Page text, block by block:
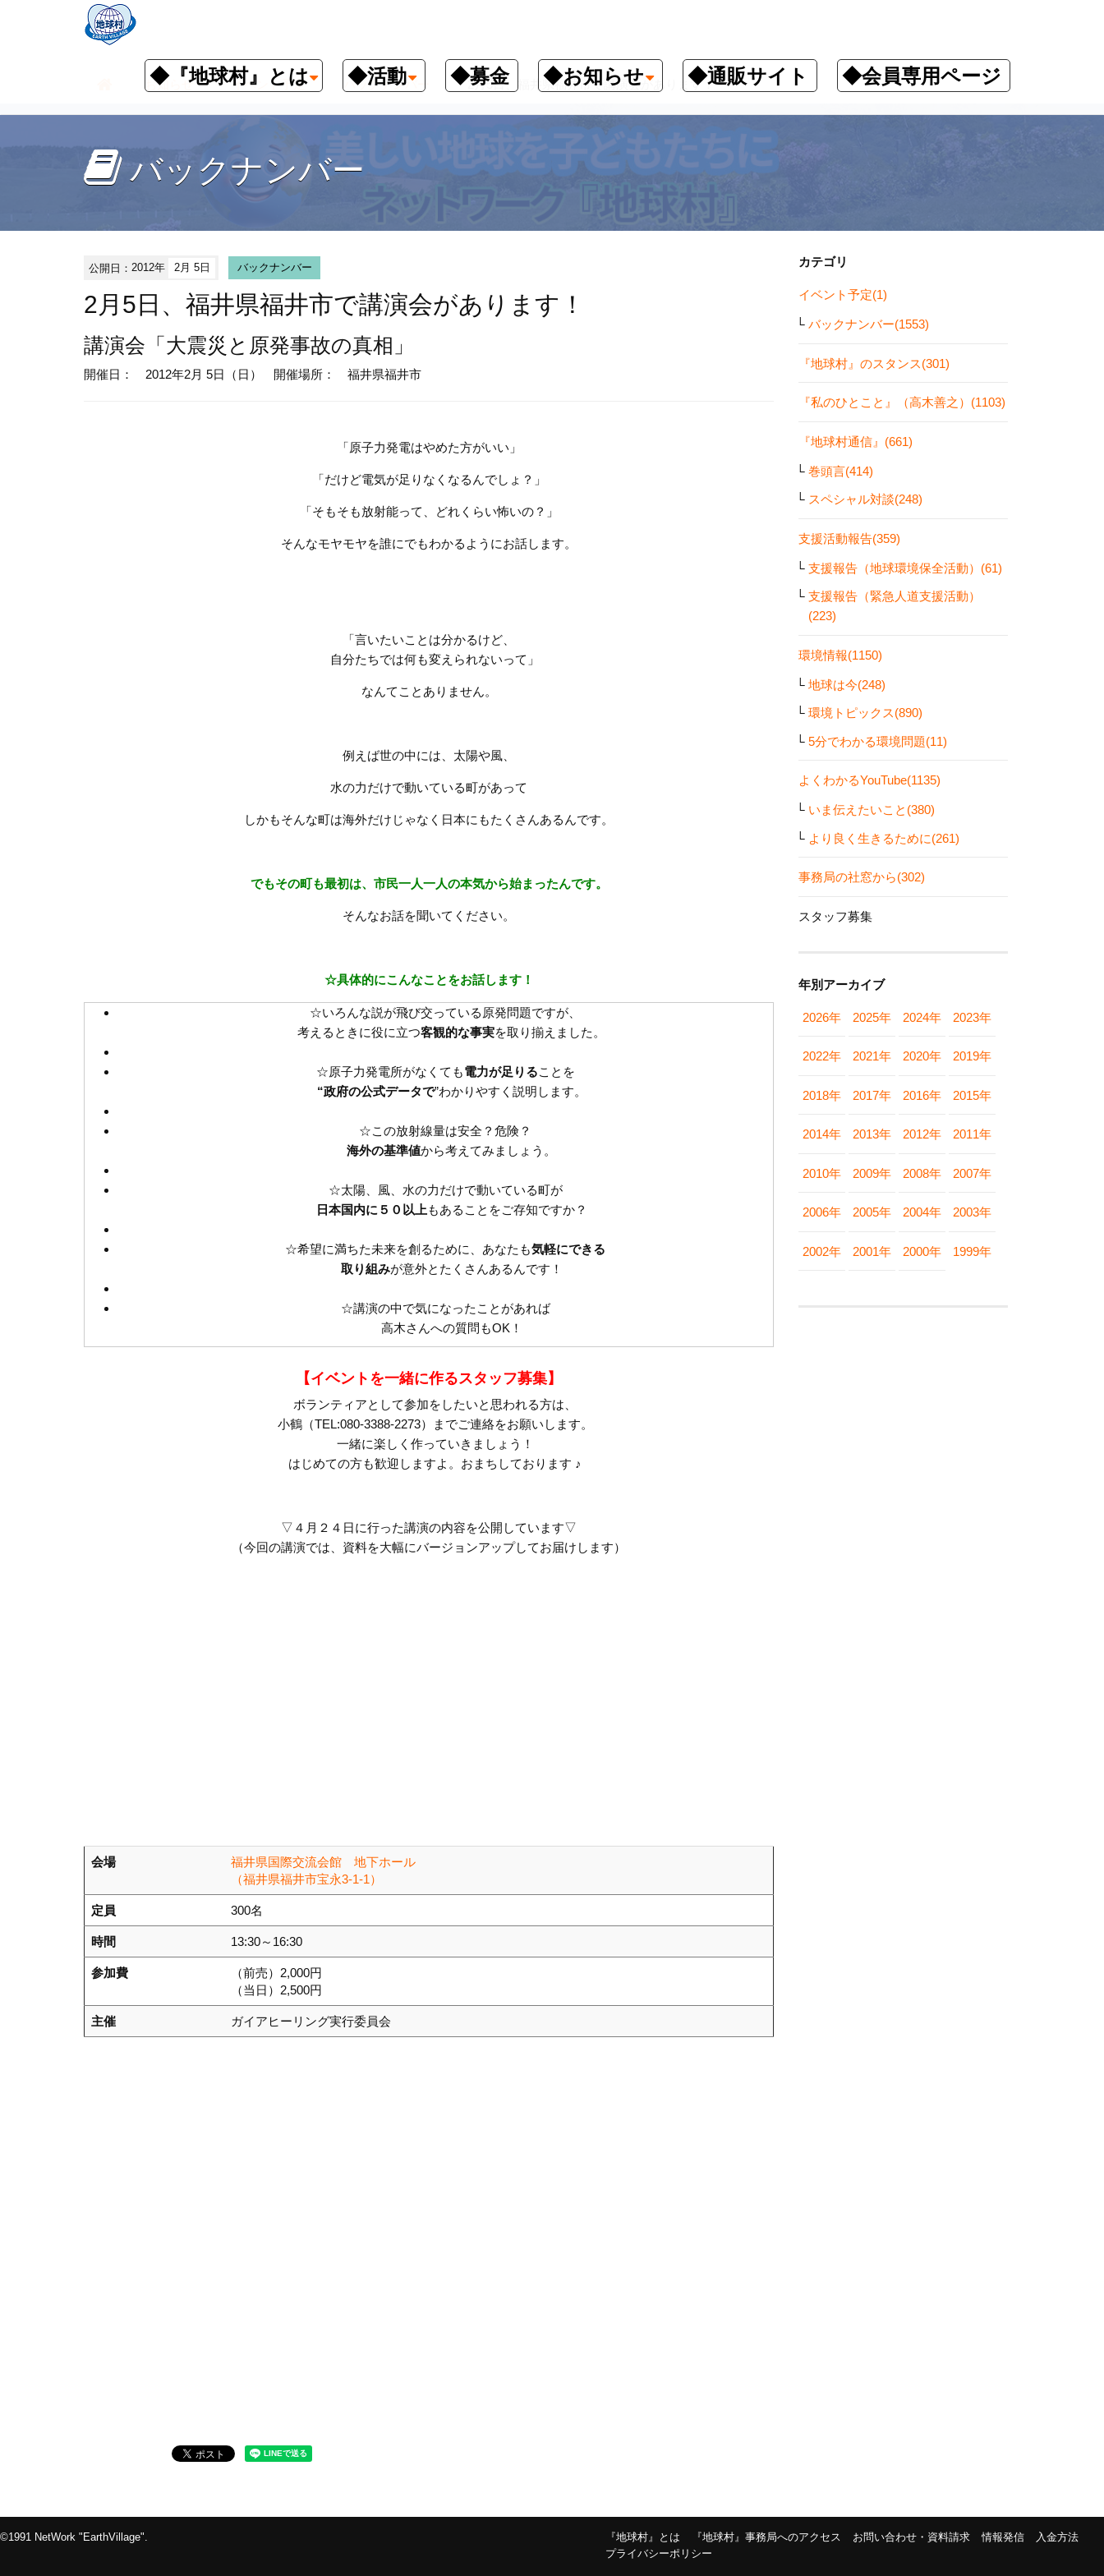
◆『地球村』とは ◆活動 ◆募金 ◆お知らせ ◆通販サイト ◆会員専用ページ
お知らせ イベント予定 バックナンバー 2月5日、福井県福井市で講演会があります！
バックナンバー
公開日：2012年 2月 5日 バックナンバー
2月5日、福井県福井市で講演会があります！
講演会 「大震災と原発事故の真相」
開催日： 2012年2月 5日（日） 開催場所： 福井県福井市
「原子力発電はやめた方がいい」
「だけど電気が足りなくなるんでしょ？」
「そもそも放射能って、どれくらい怖いの？」
そんなモヤモヤを誰にでもわかるようにお話します。
「言いたいことは分かるけど、
自分たちでは何も変えられないって」
なんてことありません。
例えば世の中には、太陽や風、
水の力だけで動いている町があって
しかもそんな町は海外だけじゃなく日本にもたくさんあるんです。
でもその町も最初は、市民一人一人の本気から始まったんです。
そんなお話を聞いてください。
☆具体的にこんなことをお話します！
☆いろんな説が飛び交っている原発問題ですが、
考えるときに役に立つ客観的な事実を取り揃えました。
☆原子力発電所がなくても電力が足りることを
“政府の公式データで”わかりやすく説明します。
☆この放射線量は安全？危険？
海外の基準値から考えてみましょう。
☆太陽、風、水の力だけで動いている町が
日本国内に５０以上もあることをご存知ですか？
☆希望に満ちた未来を創るために、あなたも気軽にできる
取り組みが意外とたくさんあるんです！
☆講演の中で気になったことがあれば
高木さんへの質問もOK！
【イベントを一緒に作るスタッフ募集】
ボランティアとして参加をしたいと思われる方は、
小鶴（TEL:080-3388-2273）までご連絡をお願いします。
一緒に楽しく作っていきましょう！
はじめての方も歓迎しますよ。おまちしております ♪
▽４月２４日に行った講演の内容を公開しています▽
（今回の講演では、資料を大幅にバージョンアップしてお届けします）
会場
福井県国際交流会館 地下ホール
（福井県福井市宝永3-1-1）
定員 300名
時間 13:30～16:30
参加費
（前売）2,000円
（当日）2,500円
主催 ガイアヒーリング実行委員会
カテゴリ
イベント予定(1)
バックナンバー(1553)
『地球村』のスタンス(301)
『私のひとこと』（高木善之）(1103)
『地球村通信』(661)
巻頭言(414)
スペシャル対談(248)
支援活動報告(359)
支援報告（地球環境保全活動）(61)
支援報告（緊急人道支援活動）
(223)
環境情報(1150)
地球は今(248)
環境トピックス(890)
5分でわかる環境問題(11)
よくわかるYouTube(1135)
いま伝えたいこと(380)
より良く生きるために(261)
事務局の社窓から(302)
スタッフ募集
年別アーカイブ
2026年 2025年 2024年 2023年
2022年 2021年 2020年 2019年
2018年 2017年 2016年 2015年
2014年 2013年 2012年 2011年
2010年 2009年 2008年 2007年
2006年 2005年 2004年 2003年
2002年 2001年 2000年 1999年
©1991 NetWork "EarthVillage". 『地球村』とは 『地球村』事務局へのアクセス お問い合わせ・資料請求 情報発信
入金方法
プライバシーポリシー